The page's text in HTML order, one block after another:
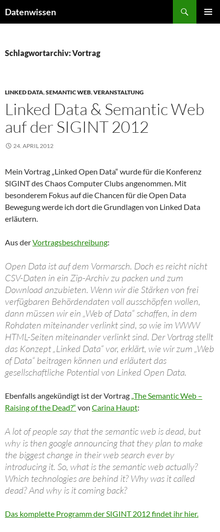
Inhalt
Datenwissen
Schlagwortarchiv: Vortrag
LINKED DATA,SEMANTIC WEB,VERANSTALTUNG
Linked Data & Semantic Web
auf der SIGINT 2012
24. APRIL 2012
Mein Vortrag „Linked Open Data“ wurde für die Konferenz
SIGINT des Chaos Computer Clubs angenommen. Mit
besonderem Fokus auf die Chancen für die Open Data
Bewegung werde ich dort die Grundlagen von Linked Data
erläutern.
Aus derVortragsbeschreibung:
Open Data ist auf dem Vormarsch. Doch es reicht nicht
CSV-Daten in ein Zip-Archiv zu packen und zum
Download anzubieten. Wenn wir die Stärken von frei
verfügbaren Behördendaten voll ausschöpfen wollen,
dann müssen wir ein „Web of Data“ schaffen, in dem
Rohdaten miteinander verlinkt sind, so wie im WWW
HTML-Seiten miteinander verlinkt sind. Der Vortrag stellt
das Konzept „Linked Data“ vor, erklärt, wie wir zum „Web
of Data“ beitragen können und erläutert das
gesellschaftliche Potential von Linked Open Data.
Ebenfalls angekündigt ist der Vortrag „The Semantic Web –
Raising of the Dead?“ von Carina Haupt:
A lot of people say that the semantic web is dead, but
why is then google announcing that they plan to make
the biggest change in their web search ever by
introducing it. So, what is the semantic web actually?
Which technologies are behind it? Why was it called
dead? And why is it coming back?
Das komplette Programm der SIGINT 2012 findet ihr hier.